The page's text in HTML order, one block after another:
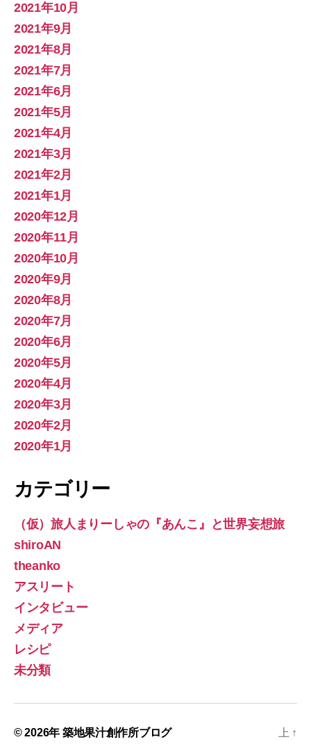
2021年10月
2021年9月
2021年8月
2021年7月
2021年6月
2021年5月
2021年4月
2021年3月
2021年2月
2021年1月
2020年12月
2020年11月
2020年10月
2020年9月
2020年8月
2020年7月
2020年6月
2020年5月
2020年4月
2020年3月
2020年2月
2020年1月
カテゴリー
（仮）旅人まりーしゃの『あんこ』と世界妄想旅
shiroAN
theanko
アスリート
インタビュー
メディア
レシピ
未分類
© 2026年 築地果汁創作所ブログ 上 ↑